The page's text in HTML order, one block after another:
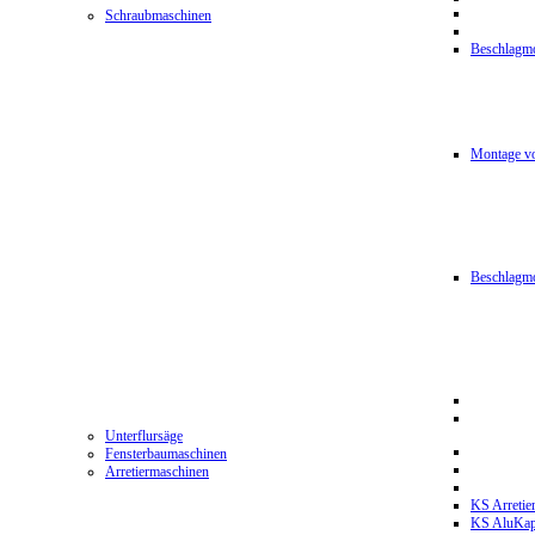
Schraubmaschinen
Montage
Unterflursäge
Fensterbaumaschinen
Arretiermaschinen
KS
KS